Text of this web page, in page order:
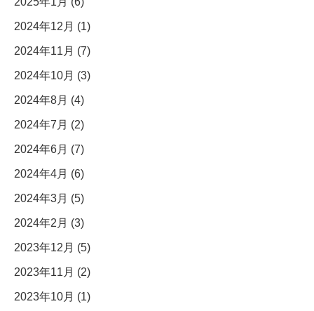
2024年12月 (1)
2024年11月 (7)
2024年10月 (3)
2024年8月 (4)
2024年7月 (2)
2024年6月 (7)
2024年4月 (6)
2024年3月 (5)
2024年2月 (3)
2023年12月 (5)
2023年11月 (2)
2023年10月 (1)